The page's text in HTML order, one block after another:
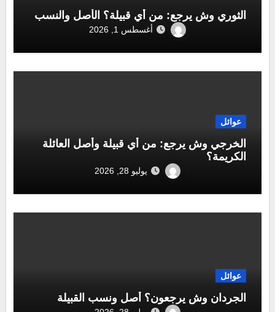
الثوري وش يرجع: من أي قبيلة؟ الأصل والنسب
أغسطس 1, 2026
عوائل
الخرجي وش يرجع: من أي قبيلة وأصل العائلة
الكريمة؟
يوليو 28, 2026
عوائل
الجردان وش يرجعون؟ أصل ونسب القبيلة